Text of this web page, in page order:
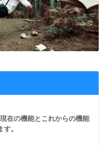
在の機能とこれからの機能
。